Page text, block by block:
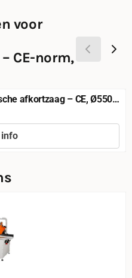
voor
CE-norm,
afkortzaag – CE, Ø550